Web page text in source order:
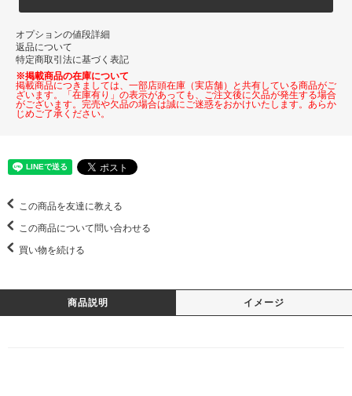
オプションの値段詳細
返品について
特定商取引法に基づく表記
※掲載商品の在庫について
掲載商品につきましては、一部店頭在庫（実店舗）と共有している商品がご
ざいます。「在庫有り」の表示があっても、ご注文後に欠品が発生する場合
がございます。完売や欠品の場合は誠にご迷惑をおかけいたします。あらか
じめご了承ください。
この商品を友達に教える
この商品について問い合わせる
買い物を続ける
商品説明 イメージ